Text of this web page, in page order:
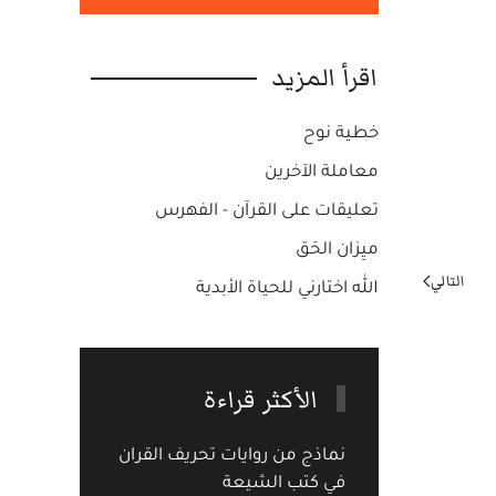
التالي
اقرأ المزيد
خطية نوح
معاملة الآخرين
تعليقات على القرآن - الفهرس
ميِزان الحَق
الله اختارني للحياة الأبدية
الأكثر قراءة
نماذج من روايات تحريف القران
في كتب الشيعة